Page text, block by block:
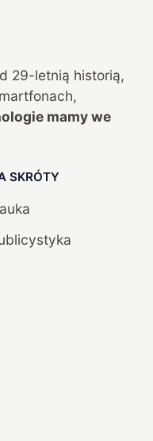
29-letnią historią,
mamy we
SKRÓTY